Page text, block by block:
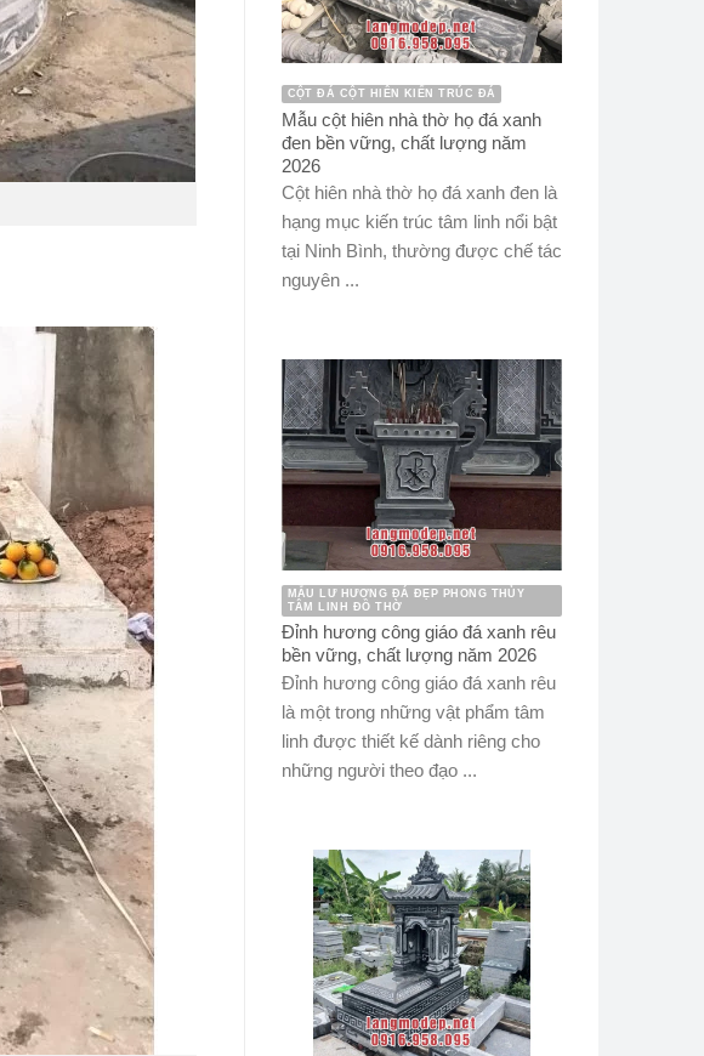
CỘT ĐÁ CỘT HIÊN KIẾN TRÚC ĐÁ
Mẫu cột hiên nhà thờ họ đá xanh
đen bền vững, chất lượng năm
2026
Cột hiên nhà thờ họ đá xanh đen là
hạng mục kiến trúc tâm linh nổi bật
tại Ninh Bình, thường được chế tác
nguyên ...
MẪU LƯ HƯƠNG ĐÁ ĐẸP PHONG THỦY
TÂM LINH ĐỒ THỜ
Đỉnh hương công giáo đá xanh rêu
bền vững, chất lượng năm 2026
Đỉnh hương công giáo đá xanh rêu
là một trong những vật phẩm tâm
linh được thiết kế dành riêng cho
những người theo đạo ...